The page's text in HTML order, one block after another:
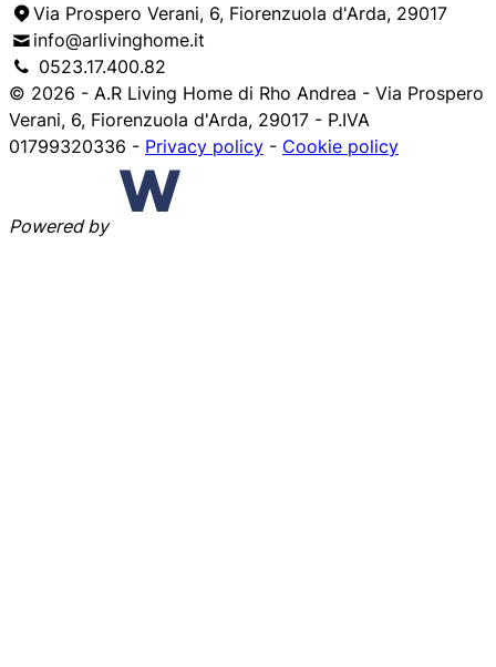
Via Prospero Verani, 6, Fiorenzuola d'Arda, 29017
info@arlivinghome.it
0523.17.400.82
© 2026 - A.R Living Home di Rho Andrea - Via Prospero
Verani, 6, Fiorenzuola d'Arda, 29017 - P.IVA
01799320336 - Privacy policy - Cookie policy
Powered by